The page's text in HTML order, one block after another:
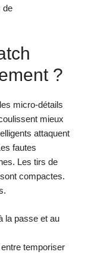
de
?
micro-détails
mieux
attaquent
fautes
Les tirs de
compactes.
la passe et au
temporiser